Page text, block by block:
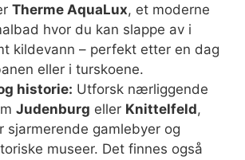
Therme AquaLux, et moderne
hvor du kan slappe av i
kildevann – perfekt etter en dag
eller i turskoene.
historie: Utforsk nærliggende
Judenburg eller Knittelfeld,
sjarmerende gamlebyer og
museer. Det finnes også